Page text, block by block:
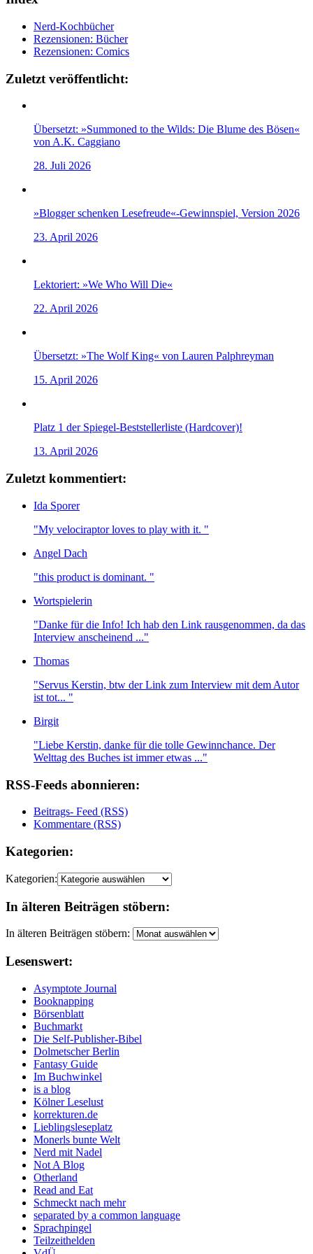
Nerd-Kochbücher
Rezensionen: Bücher
Rezensionen: Comics
Zuletzt veröffentlicht:
Übersetzt: »Summoned to the Wilds: Die Blume des Bösen«
von A.K. Caggiano
28. Juli 2026
»Blogger schenken Lesefreude«-Gewinnspiel, Version 2026
23. April 2026
Lektoriert: »We Who Will Die«
22. April 2026
Übersetzt: »The Wolf King« von Lauren Palphreyman
15. April 2026
Platz 1 der Spiegel-Beststellerliste (Hardcover)!
13. April 2026
Zuletzt kommentiert:
Ida Sporer
"My velociraptor loves to play with it. "
Angel Dach
"this product is dominant. "
Wortspielerin
"Danke für die Info! Ich hab den Link rausgenommen, da das
Interview anscheinend ..."
Thomas
"Servus Kerstin, btw der Link zum Interview mit dem Autor
ist tot... "
Birgit
"Liebe Kerstin, danke für die tolle Gewinnchance. Der
Welttag des Buches ist immer etwas ..."
RSS-Feeds abonnieren:
Beitrags- Feed (RSS)
Kommentare (RSS)
Kategorien:
Kategorien:
In älteren Beiträgen stöbern:
In älteren Beiträgen stöbern:
Lesenswert:
Asymptote Journal
Booknapping
Börsenblatt
Buchmarkt
Die Self-Publisher-Bibel
Dolmetscher Berlin
Fantasy Guide
Im Buchwinkel
is a blog
Kölner Leselust
korrekturen.de
Lieblingsleseplatz
Monerls bunte Welt
Nerd mit Nadel
Not A Blog
Otherland
Read and Eat
Schmeckt nach mehr
separated by a common language
Sprachpingel
Teilzeithelden